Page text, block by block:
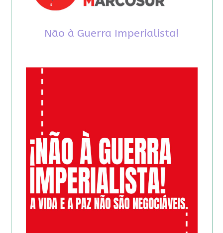
Não à Guerra Imperialista!